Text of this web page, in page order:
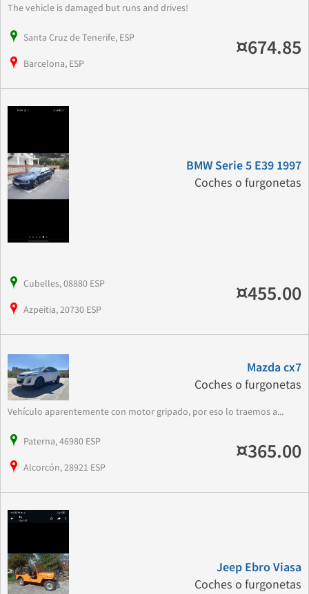
The vehicle is damaged but runs and drives!
Santa Cruz de Tenerife, ESP
Barcelona, ESP
¤674.85
BMW Serie 5 E39 1997
Coches o furgonetas
Cubelles, 08880 ESP
Azpeitia, 20730 ESP
¤455.00
Mazda cx7
Coches o furgonetas
Vehículo aparentemente con motor gripado, por eso lo traemos a...
Paterna, 46980 ESP
Alcorcón, 28921 ESP
¤365.00
Jeep Ebro Viasa
Coches o furgonetas